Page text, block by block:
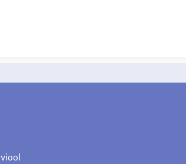
viool